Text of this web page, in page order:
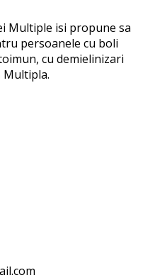
Multiple isi propune sa
persoanele cu boli
cu demielinizari
Multipla.